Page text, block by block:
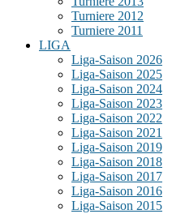
Turniere 2012
Turniere 2011
LIGA
Liga-Saison 2026
Liga-Saison 2025
Liga-Saison 2024
Liga-Saison 2023
Liga-Saison 2022
Liga-Saison 2021
Liga-Saison 2019
Liga-Saison 2018
Liga-Saison 2017
Liga-Saison 2016
Liga-Saison 2015